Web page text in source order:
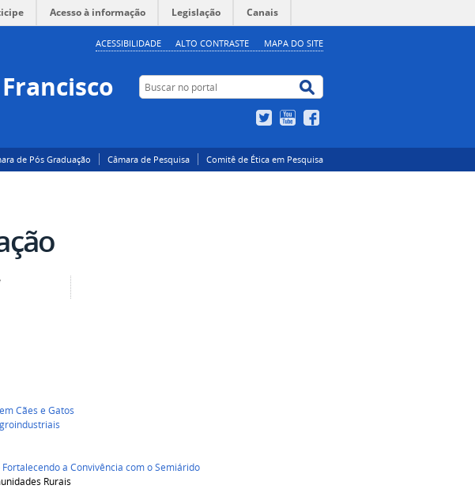
Acesso à informação Legislação Canais
ACESSIBILIDADE ALTO CONTRASTE MAPA DO SITE
Buscar no portal
TwitterYouTube
de Pós Graduação Câmara de Pesquisa Comitê de Ética em Pesquisa
Cães e Gatos
a Convivência com o Semiárido
Rurais